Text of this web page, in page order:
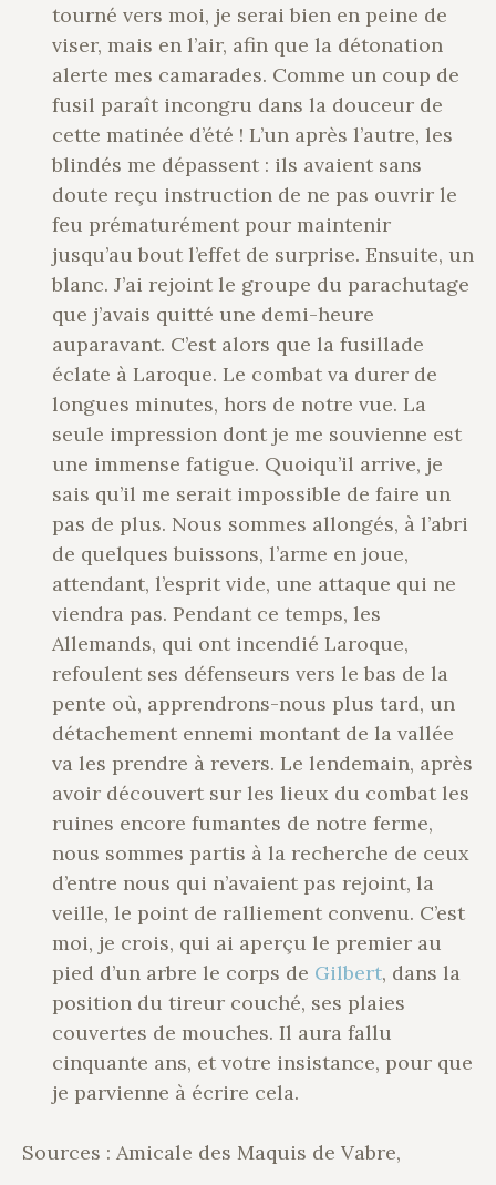
tourné vers moi, je serai bien en peine de
viser, mais en l’air, afin que la détonation
alerte mes camarades. Comme un coup de
fusil paraît incongru dans la douceur de
cette matinée d’été ! L’un après l’autre, les
blindés me dépassent : ils avaient sans
doute reçu instruction de ne pas ouvrir le
feu prématurément pour maintenir
jusqu’au bout l’effet de surprise. Ensuite, un
blanc. J’ai rejoint le groupe du parachutage
que j’avais quitté une demi-heure
auparavant. C’est alors que la fusillade
éclate à Laroque. Le combat va durer de
longues minutes, hors de notre vue. La
seule impression dont je me souvienne est
une immense fatigue. Quoiqu’il arrive, je
sais qu’il me serait impossible de faire un
pas de plus. Nous sommes allongés, à l’abri
de quelques buissons, l’arme en joue,
attendant, l’esprit vide, une attaque qui ne
viendra pas. Pendant ce temps, les
Allemands, qui ont incendié Laroque,
refoulent ses défenseurs vers le bas de la
pente où, apprendrons-nous plus tard, un
détachement ennemi montant de la vallée
va les prendre à revers. Le lendemain, après
avoir découvert sur les lieux du combat les
ruines encore fumantes de notre ferme,
nous sommes partis à la recherche de ceux
d’entre nous qui n’avaient pas rejoint, la
veille, le point de ralliement convenu. C’est
moi, je crois, qui ai aperçu le premier au
pied d’un arbre le corps de Gilbert, dans la
position du tireur couché, ses plaies
couvertes de mouches. Il aura fallu
cinquante ans, et votre insistance, pour que
je parvienne à écrire cela.
Sources : Amicale des Maquis de Vabre,